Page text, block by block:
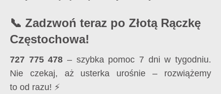
📞 Zadzwoń teraz po Złotą Rączkę
Częstochowa!
727 775 478 – szybka pomoc 7 dni w tygodniu.
Nie czekaj, aż usterka urośnie – rozwiążemy
to od razu! ⚡